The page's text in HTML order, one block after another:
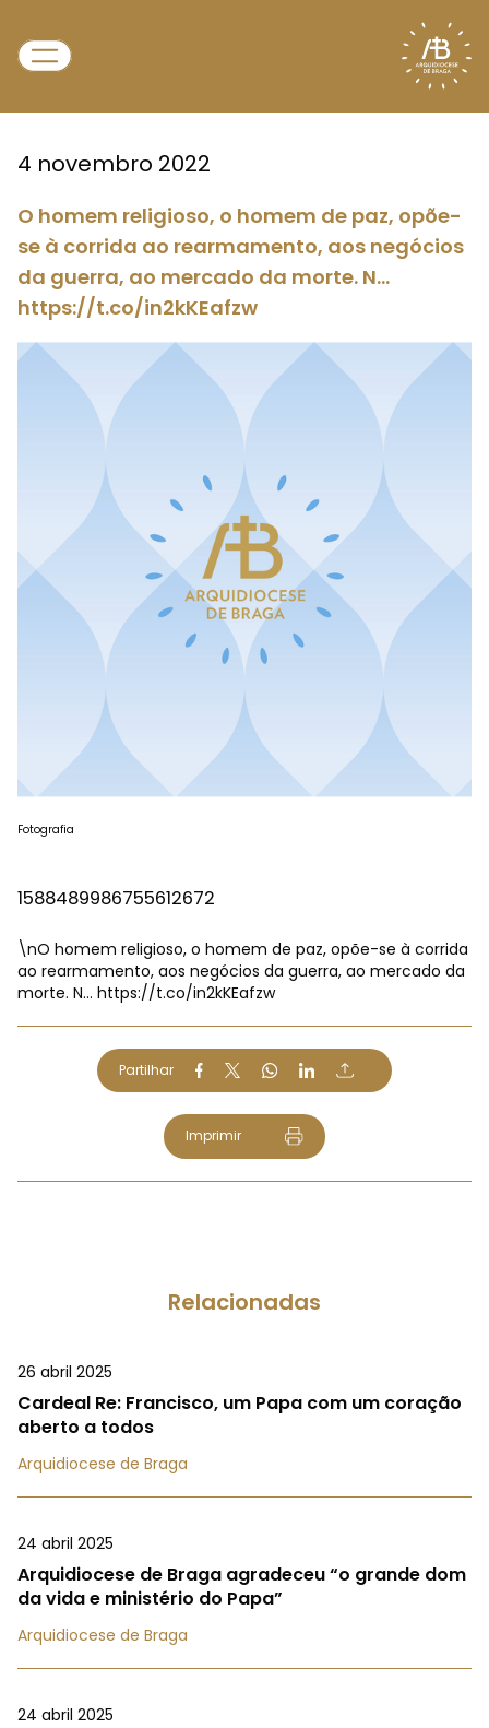
4 novembro 2022
O homem religioso, o homem de paz, opõe-
se à corrida ao rearmamento, aos negócios
da guerra, ao mercado da morte. N…
https://t.co/in2kKEafzw
Fotografia
1588489986755612672
\nO homem religioso, o homem de paz, opõe-se à corrida
ao rearmamento, aos negócios da guerra, ao mercado da
morte. N… https://t.co/in2kKEafzw
Partilhar
Imprimir
Relacionadas
26 abril 2025
Cardeal Re: Francisco, um Papa com um coração
aberto a todos
Arquidiocese de Braga
24 abril 2025
Arquidiocese de Braga agradeceu “o grande dom
da vida e ministério do Papa”
Arquidiocese de Braga
24 abril 2025